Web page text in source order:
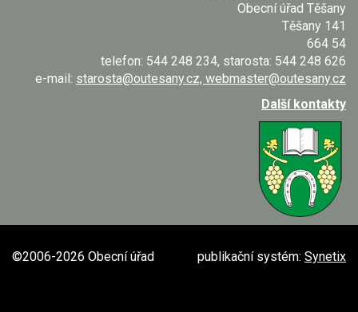
Obecní úřad Těšany
Těšany 141
664 54
telefon: 544 248 234, starosta: 544 248 626
e-mail: starosta@outesany.cz, webmaster@outesany.cz
Další kontakty
publikační systém: Synetix
©2006-2026 Obecní úřad